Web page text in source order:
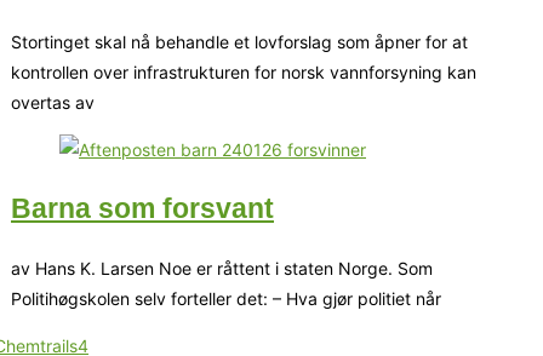
Stortinget skal nå behandle et lovforslag som åpner for at
kontrollen over infrastrukturen for norsk vannforsyning kan
overtas av
Barna som forsvant
av Hans K. Larsen Noe er råttent i staten Norge. Som
Politihøgskolen selv forteller det: – Hva gjør politiet når